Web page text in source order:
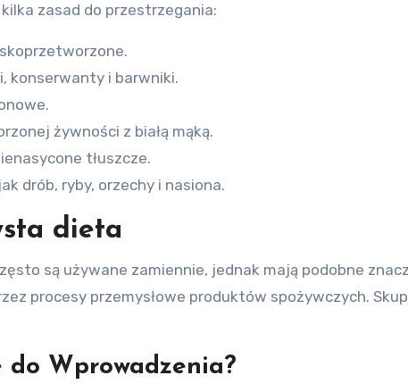
zasad do przestrzegania:
konserwanty i barwniki.
żywności z białą mąką.
tłuszcze.
drób, ryby, orzechy i nasiona.
dieta
są używane zamiennie, jednak mają podobne
procesy przemysłowe produktów spożywczych.
do Wprowadzenia?